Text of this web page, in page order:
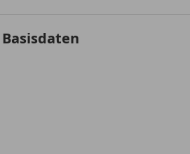
Basisdaten